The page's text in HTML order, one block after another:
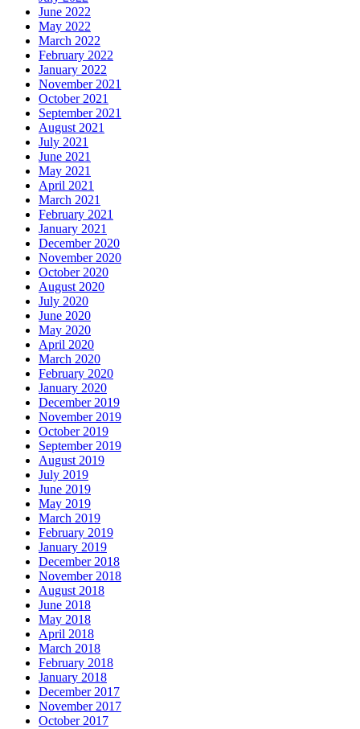
June 2022
May 2022
March 2022
February 2022
January 2022
November 2021
October 2021
September 2021
August 2021
July 2021
June 2021
May 2021
April 2021
March 2021
February 2021
January 2021
December 2020
November 2020
October 2020
August 2020
July 2020
June 2020
May 2020
April 2020
March 2020
February 2020
January 2020
December 2019
November 2019
October 2019
September 2019
August 2019
July 2019
June 2019
May 2019
March 2019
February 2019
January 2019
December 2018
November 2018
August 2018
June 2018
May 2018
April 2018
March 2018
February 2018
January 2018
December 2017
November 2017
October 2017